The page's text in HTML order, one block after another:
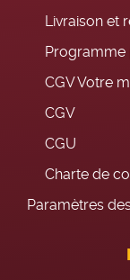
Livraison et
Programme
CGV Votre
CGV
CGU
Charte de
Paramètres